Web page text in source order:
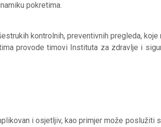
pokretima.
kontrolnih, preventivnih pregleda, koje
provode timovi Instituta za zdravlje i
i osjetljiv, kao primjer može poslužiti